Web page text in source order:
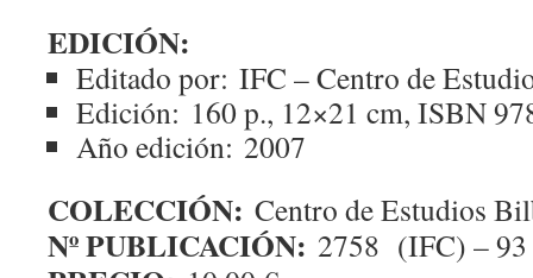
EDICIÓN:
Editado por: IFC – Centro de
Edición: 160 p., 12×21 cm, ISBN
Año edición: 2007
COLECCIÓN: Centro de Estudios
Nº PUBLICACIÓN: 2758 (IFC) –